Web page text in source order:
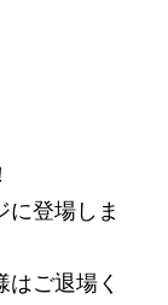
に登場しま
ご退場く